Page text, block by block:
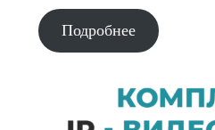
Подробнее